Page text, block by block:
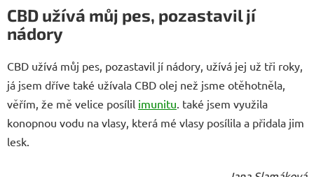
CBD užívá můj pes, pozastavil jí
nádory
CBD užívá můj pes, pozastavil jí nádory, užívá jej už tři roky,
já jsem dříve také užívala CBD olej než jsme otěhotněla,
věřím, že mě velice posílil imunitu. také jsem využila
konopnou vodu na vlasy, která mé vlasy posílila a přidala jim
lesk.